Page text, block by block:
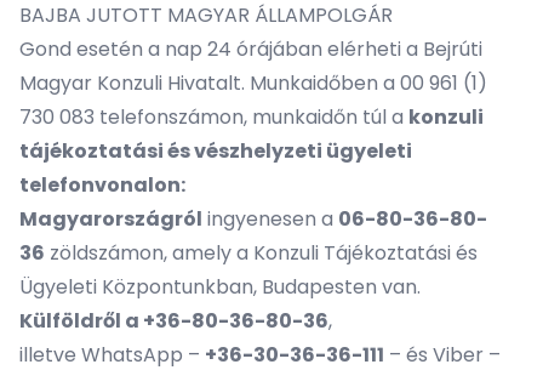
BAJBA JUTOTT MAGYAR ÁLLAMPOLGÁR
Gond esetén a nap 24 órájában elérheti a Bejrúti
Magyar Konzuli Hivatalt. Munkaidőben a 00 961 (1)
730 083 telefonszámon, munkaidőn túl a konzuli
tájékoztatási és vészhelyzeti ügyeleti
telefonvonalon:
Magyarországról ingyenesen a 06-80-36-80-
36 zöldszámon, amely a Konzuli Tájékoztatási és
Ügyeleti Központunkban, Budapesten van.
Külföldről a +36-80-36-80-36,
illetve WhatsApp – +36-30-36-36-111 – és Viber –